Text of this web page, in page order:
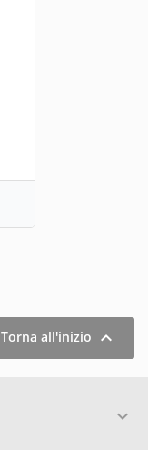
Torna all'inizio 
